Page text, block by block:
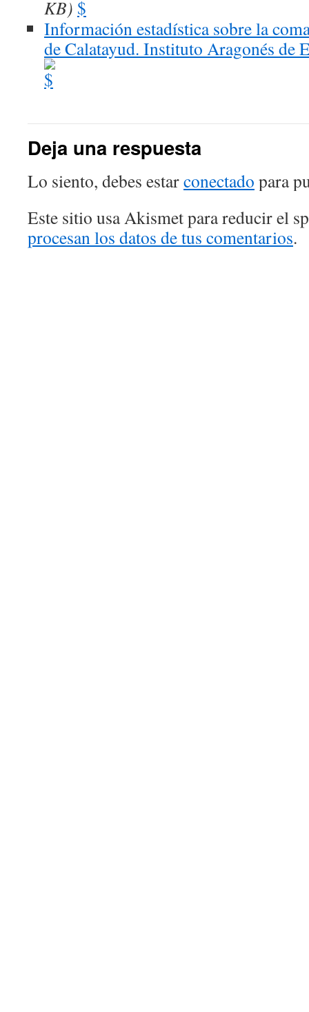
KB)
Información estadística sobre la
de Calatayud. Instituto Aragonés de
Deja una respuesta
Lo siento, debes estarconectado para
Este sitio usa Akismet para reducir el
procesan los datos de tus comentarios.